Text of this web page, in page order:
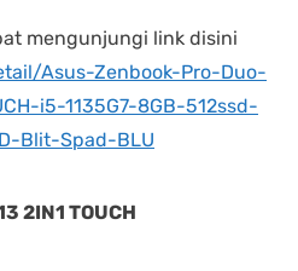
mengunjungi link disini
Asus-Zenbook-Pro-Duo-
i5-1135G7-8GB-512ssd-
Blit-Spad-BLU
2IN1 TOUCH